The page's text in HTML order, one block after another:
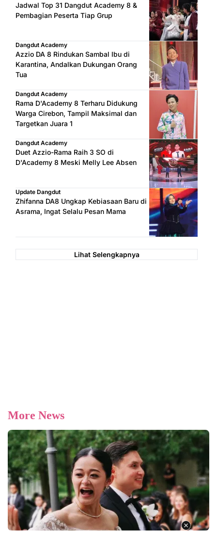
Jadwal Top 31 Dangdut Academy 8 &
Pembagian Peserta Tiap Grup
Dangdut Academy
Azzio DA 8 Rindukan Sambal Ibu di
Karantina, Andalkan Dukungan Orang
Tua
Dangdut Academy
Rama D'Academy 8 Terharu Didukung
Warga Cirebon, Tampil Maksimal dan
Targetkan Juara 1
Dangdut Academy
Duet Azzio-Rama Raih 3 SO di
D'Academy 8 Meski Melly Lee Absen
Update Dangdut
Zhifanna DA8 Ungkap Kebiasaan Baru di
Asrama, Ingat Selalu Pesan Mama
Lihat Selengkapnya
More News